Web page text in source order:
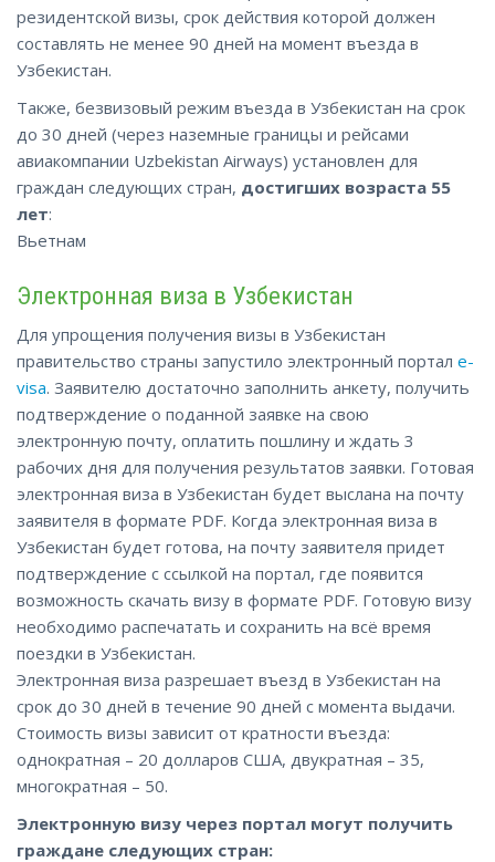
резидентской визы, срок действия которой должен
составлять не менее 90 дней на момент въезда в
Узбекистан.
Также, безвизовый режим въезда в Узбекистан на срок
до 30 дней (через наземные границы и рейсами
авиакомпании Uzbekistan Airways) установлен для
граждан следующих стран, достигших возраста 55
лет:
Вьетнам
Электронная виза в Узбекистан
Для упрощения получения визы в Узбекистан
правительство страны запустило электронный портал e-
visa. Заявителю достаточно заполнить анкету, получить
подтверждение о поданной заявке на свою
электронную почту, оплатить пошлину и ждать 3
рабочих дня для получения результатов заявки. Готовая
электронная виза в Узбекистан будет выслана на почту
заявителя в формате PDF. Когда электронная виза в
Узбекистан будет готова, на почту заявителя придет
подтверждение с ссылкой на портал, где появится
возможность скачать визу в формате PDF. Готовую визу
необходимо распечатать и сохранить на всё время
поездки в Узбекистан.
Электронная виза разрешает въезд в Узбекистан на
срок до 30 дней в течение 90 дней с момента выдачи.
Стоимость визы зависит от кратности въезда:
однократная – 20 долларов США, двукратная – 35,
многократная – 50.
Электронную визу через портал могут получить
граждане следующих стран: